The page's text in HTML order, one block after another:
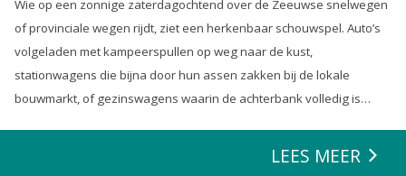
Wie op een zonnige zaterdagochtend over de Zeeuwse snelwegen
of provinciale wegen rijdt, ziet een herkenbaar schouwspel. Auto’s
volgeladen met kampeerspullen op weg naar de kust,
stationwagens die bijna door hun assen zakken bij de lokale
bouwmarkt, of gezinswagens waarin de achterbank volledig is
zeulen. We houden van onze auto’s en we verwachten dat ze alles
LEES MEER